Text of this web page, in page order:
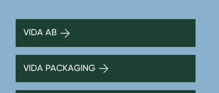
VIDA AB
VIDA PACKAGING